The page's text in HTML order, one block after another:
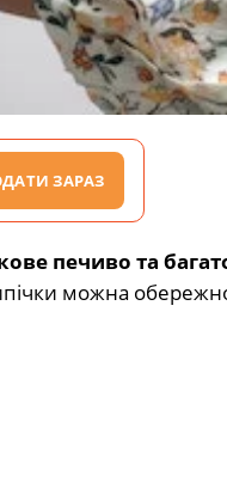
ЗАРАЗ
печиво та
можна